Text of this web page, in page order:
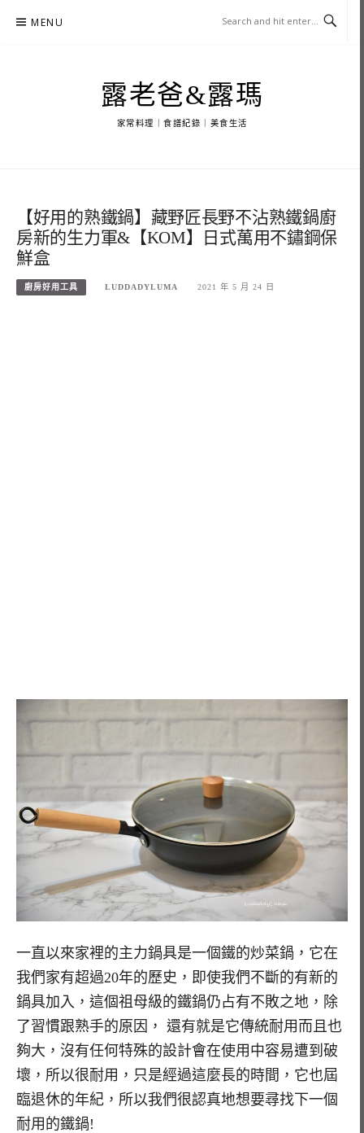
MENU
露老爸&露瑪
家常料理｜食譜紀錄｜美食生活
【好用的熟鐵鍋】藏野匠長野不沾熟鐵鍋廚
房新的生力軍&【KOM】日式萬用不鏽鋼保
鮮盒
廚房好用工具 LUDDADYLUMA 2021 年 5 月 24 日
一直以來家裡的主力鍋具是一個鐵的炒菜鍋，它在
我們家有超過20年的歷史，即使我們不斷的有新的
鍋具加入，這個祖母級的鐵鍋仍占有不敗之地，除
了習慣跟熟手的原因， 還有就是它傳統耐用而且也
夠大，沒有任何特殊的設計會在使用中容易遭到破
壞，所以很耐用，只是經過這麼長的時間，它也屆
臨退休的年紀，所以我們很認真地想要尋找下一個
耐用的鐵鍋!